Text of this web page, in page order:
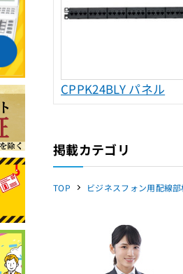
CPPK24BLY パネル
掲載カテゴリ
TOP ビジネスフォン用配線部